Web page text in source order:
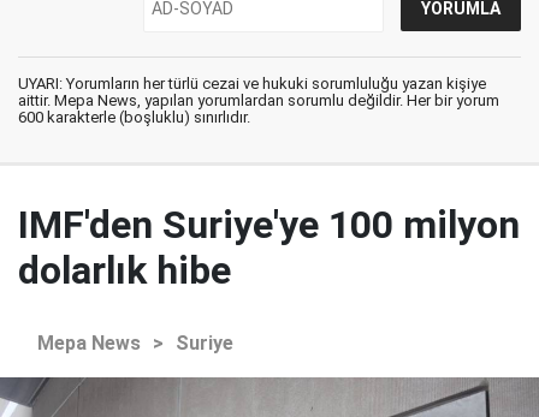
UYARI: Yorumların her türlü cezai ve hukuki sorumluluğu yazan kişiye
aittir. Mepa News, yapılan yorumlardan sorumlu değildir. Her bir yorum
600 karakterle (boşluklu) sınırlıdır.
IMF'den Suriye'ye 100 milyon
dolarlık hibe
Mepa News > Suriye